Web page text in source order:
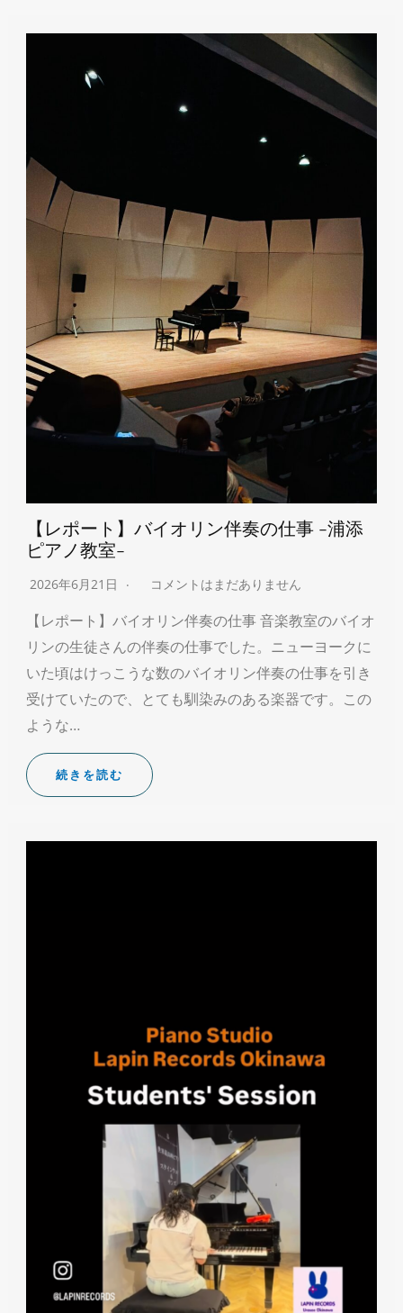
【レポート】バイオリン伴奏の仕事 -浦添
ピアノ教室-
2026年6月21日 コメントはまだありません
【レポート】バイオリン伴奏の仕事 音楽教室のバイオ
リンの生徒さんの伴奏の仕事でした。ニューヨークに
いた頃はけっこうな数のバイオリン伴奏の仕事を引き
受けていたので、とても馴染みのある楽器です。この
ような…
続きを読む